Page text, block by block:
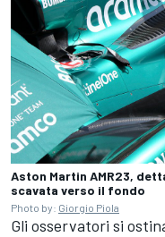
Aston Martin AMR23,
scavata verso il fondo
Photo by: Giorgio Piola
Gli osservatori si